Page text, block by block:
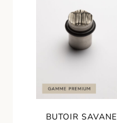
BUTOIR SAVANE